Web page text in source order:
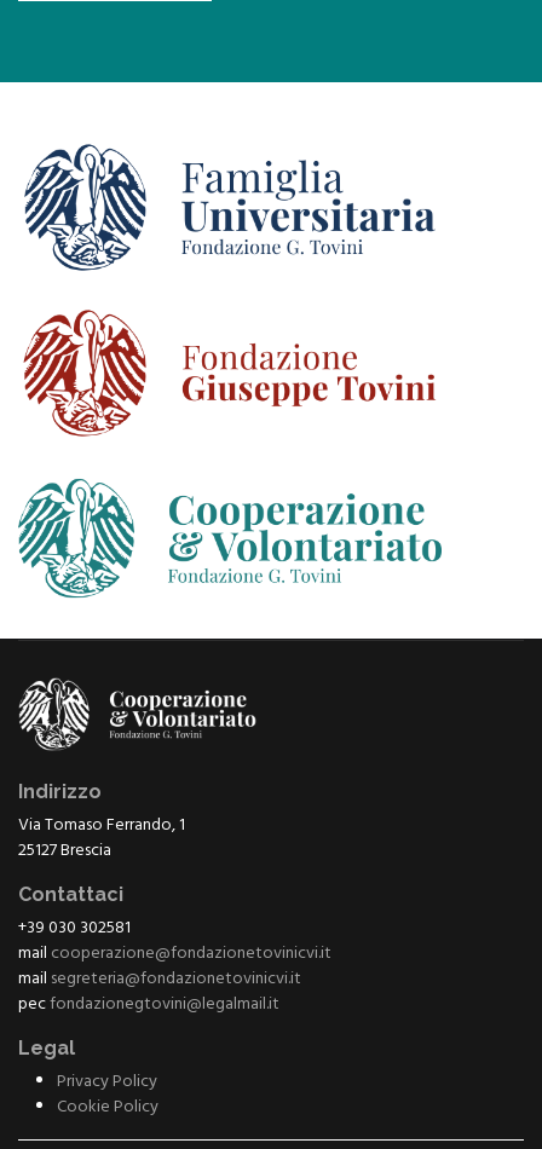
Indirizzo
Via Tomaso Ferrando, 1
25127 Brescia
Contattaci
+39 030 302581
mail cooperazione@fondazionetovinicvi.it
mail segreteria@fondazionetovinicvi.it
pecfondazionegtovini@legalmail.it
Legal
Privacy Policy
Cookie Policy